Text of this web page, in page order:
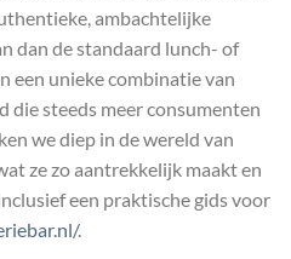
ambachtelijke
dan de standaard lunch- of
een unieke combinatie van
die steeds meer consumenten
we diep in de wereld van
ze zo aantrekkelijk maakt en
een praktische gids voor
.